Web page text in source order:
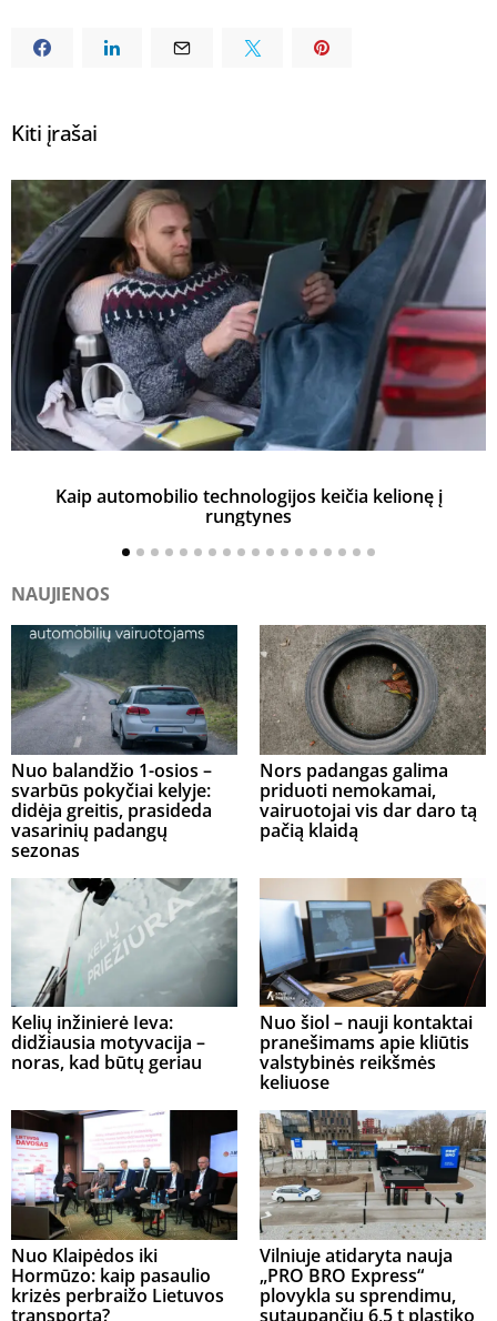
Kiti įrašai
Kaip automobilio technologijos keičia kelionę į
rungtynes
NAUJIENOS
Nuo balandžio 1-osios –
svarbūs pokyčiai kelyje:
didėja greitis, prasideda
vasarinių padangų
sezonas
Nors padangas galima
priduoti nemokamai,
vairuotojai vis dar daro tą
pačią klaidą
Kelių inžinierė Ieva:
didžiausia motyvacija –
noras, kad būtų geriau
Nuo šiol – nauji kontaktai
pranešimams apie kliūtis
valstybinės reikšmės
keliuose
Nuo Klaipėdos iki
Hormūzo: kaip pasaulio
krizės perbraižo Lietuvos
transportą?
Vilniuje atidaryta nauja
„PRO BRO Express“
plovykla su sprendimu,
sutaupančiu 6,5 t plastiko